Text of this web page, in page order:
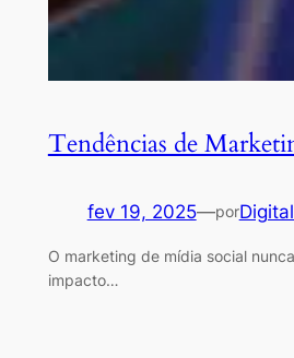
Tendências de
fev 19, 2025—por
O marketing de mídia social
impacto…